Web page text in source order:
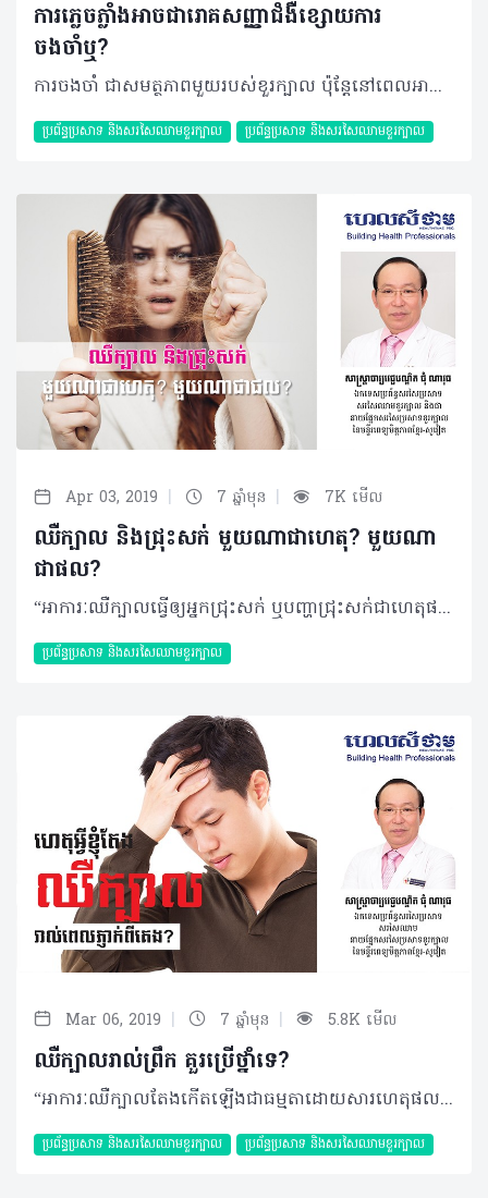
ការភ្លេចភ្លាំងអាចជារោគសញ្ញាជំងឺខ្សោយការ
ចងចាំឬ?
ការចងចាំ ជាសមត្ថភាពមួយរបស់ខួរក្បាល ប៉ុន្តែនៅពេលអាការៈភ្លេចភ្លាំង ឬការខ្សោយចងចាំចាប់ផ្តើមស្តែងចេញឡើង នោះការរុករកមូលហេតុជាច្រើននឹងត្រូវធ្វើឡើង ដើម្បីប្រាកដថាវាបណ្តាលមកពីការថយចុះសមត្ថភាពរបស់ខួរក្បាល ឬបញ្ហាដទៃផ្សេងទៀត។ សំណួរ៖ ខ្ញុំបាទធ្លាប់ឮថាមនុស្សយើងមានទំហំខួរក្បាលប្រហាក់ប្រហែលគ្នា តែហេតុអ្វីបានជាមានការចងចាំខុសគ្នា? ដូចជាពេលនេះជាដើមខ្ញុំធ្វើអ្វី ឬទុកដាក់អ្វីមួយតែងតែឆាប់ភ្លេចជានិច្ច។ ប្រសិនបើគេងយប់ជ្រៅ ឬងើបពីគេងលឿនពេកដឹងតែឈឺក្បាល និងគិតអ្វីក៏មិនចេញដែរ។ ខ្ញុំមិនធ្លាប់មានការប៉ះទង្គិចក្បាលទេ ហើយក៏មិនមានជំងឺប្រចាំកាយអ្វីឡើយ។ តើមានវិធីសាស្ត្រដូចម្តេចដើម្បីបញ្ចៀសបញ្ហានេះបានខ្លះ? ហើយការភ្លេចភ្លាំងនេះអាចវិវឌ្ឍកាន់តែធ្ងន់ធ្ងរដែរឬទេ? ចម្លើយ៖ ទំហំខួរក្បាលមានពីរ គឺទាក់ទងនឹងមាឌ និងសមត្ថភាពនៃការផ្ទុកទិន្នន័យ បើនិយាយពីសម្បកខាងក្រៅរបស់ខួរក្បាលជាមធ្យមខួរក្បាលរបស់មនុស្សមានទម្ងន់ពី១,៤ ទៅ១,៦គីឡូក្រាម ដែលប្រើប្រាស់អុកស៊ីសែនពី ៣០ ទៅ៤០ភាគរយនៃដងខ្លួន។ និយាយពីការផ្ទុកទិន្នន័យតាមការសិក្សារបស់ក្រុមហ៊ុនទូរស័ព្ទដៃ SAMSUNG សមត្ថភាពខួរក្បាលអាចផ្ទុកបានពី ១៥ ទៅ៣០ Terabyte (1 Terabyte = 1,024GB)។ បញ្ហាទំហំខួរក្បាលធំ ឬតូចប្រៀបដូចកុំព្យូទ័រដែរ គឺអាស្រ័យលើរបៀបដាក់បញ្ចូលទិន្នន័យ ប្រសិនបើការទុកដាក់បានត្រឹមត្រូវនោះការយកចេញមកវិញគឺមានភាពងាយស្រួល។ ដូចគ្នានឹងការចងចាំដែរ បើយើងរៀបចំទុកដាក់ឲ្យមានរបៀបទាំងការធ្វើការងារ និងផ្នត់គំនិតសណ្តាប់ធ្នាប់នៅក្នុងខួរក្បាលដែលអាចធ្វើឲ្យការគិតចងចាំមានភាពរហ័សរហួន និងមិនមានការភ្លេចភ្លាំង។ ម្យ៉ាងទៀតដោយសារតែមនុស្សភាគច្រើនពឹងផ្អែកលើប្រព័ន្ធអង្គចងចាំ (Memory) ខាងក្រៅច្រើនដូចជា ទូរស័ព្ទ ឬកុំព្យូទ័រជាដើម (ហៅថា «អង្គចងចាំខាងក្រៅ» External Memory) ដែលធ្វើឲ្យខួរក្បាលបន្ថយការហ្វឹកហាត់ការចងចាំជាហេតុនាំឲ្យសមត្ថភាពចងចាំរបស់ខួរក្បាលថយចុះក្នុងស័ករាជប្រព័ន្ធព័ត៌មានវិទ្យា។ មួយវិញទៀតខួរក្បាលជាសរីរាង្គមានជីវិតដែលត្រូវការសារធាតុចិញ្ចឹម និងសម្រាកឲ្យបានគ្រប់គ្រាន់។ ដូចនេះ ការគេងយប់ជ្រៅធ្វើឲ្យខួរក្បាលមានភាពនឿយហត់ ធ្វើឲ្យសមត្ថភាពចងចាំថយចុះ និងបង្កឲ្យមានការឈឺក្បាលផងដែរ។ ជារួមយើងគួរតែផ្លាស់ប្តូរទម្លាប់នៃការប្រព្រឹត្តនៃការរស់នៅធ្វើលំហាត់ប្រាណឲ្យបានទៀងទាត់ និងរក្សាសុខភាពផ្លូវចិត្តឲ្យមានលំនឹងព្រោះអាចធ្វើឲ្យការចងចាំមានភាពប្រសើរឡើង និងមិនវិវឌ្ឍទៅរកភាពធ្ងន់ធ្ងរនោះទេ។ បកស្រាយដោយ៖ សាស្រ្តាចារ្យវេជ្ជបណ្ឌិត ជុំ ណាវុធ ឯកទេសប្រព័ន្ធសរសៃប្រសាទសរសៃឈាមខួរក្បាល និងជានាយផ្នែកសរសៃប្រសាទខួរក្បាលនៃមន្ទីរពេទ្យមិត្តភាពខ្មែរ-សូវៀត អត្ថបទ៖ ដកស្រង់ចេញពីទស្សនាវដ្ដី ហេលស៍ថាម ប្រូ លេខ ៧៨ ©2019 រក្សាសិទ្ធិគ្រប់យ៉ាង​ដោយ Healthtime Corporation ចំពោះគ្រប់អត្ថបទដោយគ្មានផ្នែកណាមួយត្រូវបោះពុម្ពផ្សាយចូល ប្រព័ន្ធអុីនធឺណែតឧបករណ៍អេឡិចត្រូនិកអាត់ជាសំឡេងឬថតចំលងគ្រប់រូបភាពដោយគ្មានការអនុញ្ញាតឡើយ
ប្រព័ន្ធប្រសាទ និងសរសៃឈាមខួរក្បាល ប្រព័ន្ធប្រសាទ និងសរសៃឈាមខួរក្បាល
Apr 03, 2019 | 7 ឆ្នាំមុន | 7K មើល
ឈឺក្បាល និងជ្រុះសក់ មួយណាជាហេតុ? មួយណា
ជាផល?
“អាការៈឈឺក្បាលធ្វើឲ្យអ្នកជ្រុះសក់ ឬបញ្ហាជ្រុះសក់ជាហេតុផលធ្វើឲ្យអ្នកឈឺក្បាល” នៅតែជាភាពស្រពេចស្រពិលមួយកើតមានឡើងសឹងតែបុគ្គលគ្រប់រូបទាំងអស់។ យ៉ាងណាមិញហេតុផលនៃបញ្ហាទាំងពីរខាងលើអាចបណ្តាលមកពីកត្តារួមផ្សំគ្នានៃស្ថានភាពជំងឺណាមួយ ដែលអ្នកអាចស្វែងយល់បន្ថែមតាមរយៈករណីខាងក្រោម៖ សំណួរ៖ ខ្ញុំមានការឈឺក្បាលតាំងពីអាយុ ១៣ឆ្នាំហើយសក់ខ្ញុំជ្រុះខ្លាំងណាស់រយៈពេល ១ឆ្នាំនេះ។ នាងខ្ញុំឧស្សាហ៍ឈឺក្បាល ថែមទាំងឈឺប្រកាំងទៀតផង។ ខ្ញុំធ្លាប់ទទួលបានការព្យាបាលដោយប្រើប្រាស់ឱសថប៉ារ៉ាសេតាម៉ុល តែឥឡូវការព្យាបាលហាក់គ្មានប្រសិទ្ធភាព។ តើគួរធ្វើដូចម្តេចចំពោះបញ្ហាសក់ជ្រុះនេះ? ចម្លើយ៖ បើមានបញ្ហាទាក់ទងនឹងខួរក្បាល និងសរសៃប្រសាទ នោះការឈឺក្បាលអាចធ្វើឲ្យរង្គោះសក់ ហើយបើទាក់ទងនឹងផ្នែកសើស្បែកវិញសារធាតុពុលមួយចំនួនពីសាប៊ូកក់សក់ក៏ធ្វើឲ្យរង្គោះសក់បានដែរ។ ផ្ទុយមកវិញការគិតច្រើនពីបញ្ហាជ្រុះសក់ក៏ធ្វើឲ្យអ្នកមានការឈឺក្បាលដែរ ហេតុនេះគួរតែជួបពិគ្រោះជាមួយគ្រូពេទ្យឯកទេសសរសៃប្រសាទខួរក្បាល ដើម្បីដោះស្រាយកង្វល់ទាំងអស់ខាងលើចំណែកការប្រើប្រាស់ថ្នាំប៉ារ៉ាសេតាម៉ុលមិនមែនជាជម្រើសសំខាន់នោះទេ។ បញ្ហាក្នុងករណីខាងលើនេះមិនទាន់ធ្ងន់ធ្ងរឡើយ តែគួរជួបពិភាក្សាជាមួយនឹងគ្រូពេទ្យផ្នែកខួរក្បាល និងគ្រូពេទ្យសើស្បែក ព្រោះយើងមិនអាចសន្និដ្ឋានបានថាតើអាការៈឈឺក្បាលនេះកើតមុនជ្រុះសក់ ឬជ្រុះសក់ហើយទើបបណ្តាលឲ្យឈឺក្បាល? បកស្រាយដោយ៖ សាស្រ្តាចារ្យវេជ្ជបណ្ឌិត ជុំ ណាវុធ ឯកទេសប្រព័ន្ធសរសៃប្រសាទ សរសៃឈាមខួរក្បាល និងជានាយផ្នែកសរសៃប្រសាទខួរក្បាលនៃមន្ទីរពេទ្យមិត្តភាពខ្មែរ-សូវៀត ©2019 រក្សាសិទ្ធិគ្រប់យ៉ាង​ដោយ Healthtime Corporation ចំពោះគ្រប់អត្ថបទដោយគ្មានផ្នែកណាមួយត្រូវបោះពុម្ពផ្សាយចូល ប្រព័ន្ធអុីនធឺណែតឧបករណ៍អេឡិចត្រូនិកអាត់ជាសំឡេងឬថតចំលងគ្រប់រូបភាពដោយគ្មានការអនុញ្ញាតឡើយ
ប្រព័ន្ធប្រសាទ និងសរសៃឈាមខួរក្បាល
Mar 06, 2019 | 7 ឆ្នាំមុន | 5.8K មើល
ឈឺក្បាលរាល់ព្រឹក គួរប្រើថ្នាំទេ?
“អាការៈឈឺក្បាលតែងកើតឡើងជាធម្មតាដោយសារហេតុផលច្រើនយ៉ាងដូចជាការគេងមិនគ្រប់គ្រាន់ ស្រេ្តស ឬការជួបប្រទះនឹងរឿងរ៉ាវដែលតែងកើតមានប្រចាំថ្ងៃ ប៉ុន្តែប្រសិនអ្នកឈឺនៅពេលព្រឹកព្រលឹមវិញនោះ មូលហេតុអាចមានលើសពីនេះ។” សំណួរ៖ ខ្ញុំបាទអាយុ២១ឆ្នាំ កម្ពស់១ម៉ែត្រ៧០ ទម្ងន់៥៦គីឡូក្រាម មុខរបរជាបុគ្គលិកផ្នែកលក់ក្នុងក្រុមហ៊ុនឯកជនមួយ។ រយៈពេលជាង ៥ខែមកនេះ ខ្ញុំតែងឈឺក្បាលរាល់ព្រឹក បន្ទាប់ពីក្រោកពីគេង និងមានអាការៈវិលមុខជាប្រចាំ។ ខ្ញុំមិនធ្លាប់បានទៅព្យាបាល ឬប្រើថ្នាំប្រចាំកាយអ្វីមួយទេ។ តើរោគសញ្ញាខាងលើបណ្តាលមកពីមូលហេតុអ្វី? តើខ្ញុំគួរធ្វើដូចម្តេច? ចំលើយ៖ ចំពោះការឈឺក្បាលនៅពេលព្រឹក បន្ទាប់ពីក្រោកពីគេង អាចកើតមានលើមនុស្សទូទៅដូចគ្នា។ ហេតុនេះចំពោះករណីប្អូនគួរពិចារណាថា តើគេងបានគ្រប់គ្រាន់ទេ មានយល់សប្តិពេលគេង ឬអត់ មានឈឺក្បាល ក្អួតចង្អោរ ឬព្រិលភ្នែកដែរឬទេ? បើមានករណីទាំងនេះបន្ថែមពីការឈឺក្បាល គួរតែទៅជួបវេជ្ជបណ្ឌិត មានជំនាញឯកទេសខាងជំងឺខួរក្បាល។ គួរចងចាំថាចំពោះការឈឺក្បាលណាដែលមិនចាំបាច់ព្យាបាល គួរកុំផ្សំថ្នាំញ៉ាំដោយខ្លួនឯងដោយមិនបានឆ្លងកាត់ការប្រឹក្សាយោបល់ជាមួយវេជ្ជបណ្ឌិត ហើយចំពោះជំងឺខ្លះអាចទទួលដំបូន្មានពីគ្រូពេទ្យ ដោយចាំបាច់ប្រើប្រាស់ថ្នាំបានតាមវេជ្ជបញ្ជា ឬមិនចាំបាច់ក៏អាចធ្វើឲ្យជំងឺជាសះស្បើយបាន។ បកស្រាយដោយ៖ សាស្ត្រាចារ្យវេជ្ជបណ្ឌិត ជុំ ណាវុធ ឯកទេសប្រព័ន្ធសរសៃប្រសាទ សរសៃឈាម នាយផ្នែកសរសៃប្រសាទខួរក្បាលនៃមន្ទីរពេទ្យមិត្តភាពខ្មែរ-សូវៀត ©2019 រក្សាសិទ្ធិគ្រប់យ៉ាង​ដោយ Healthtime Corporation ចំពោះគ្រប់អត្ថបទដោយគ្មានផ្នែកណាមួយត្រូវបោះពុម្ពផ្សាយចូល ប្រព័ន្ធអ៊ីនធឺណែតឧបករណ៍អេឡិចត្រូនិកអាត់ជាសំឡេងឬថតចំលងគ្រប់រូបភាពដោយគ្មានការអនុញ្ញាតឡើយ
ប្រព័ន្ធប្រសាទ និងសរសៃឈាមខួរក្បាល ប្រព័ន្ធប្រសាទ និងសរសៃឈាមខួរក្បាល